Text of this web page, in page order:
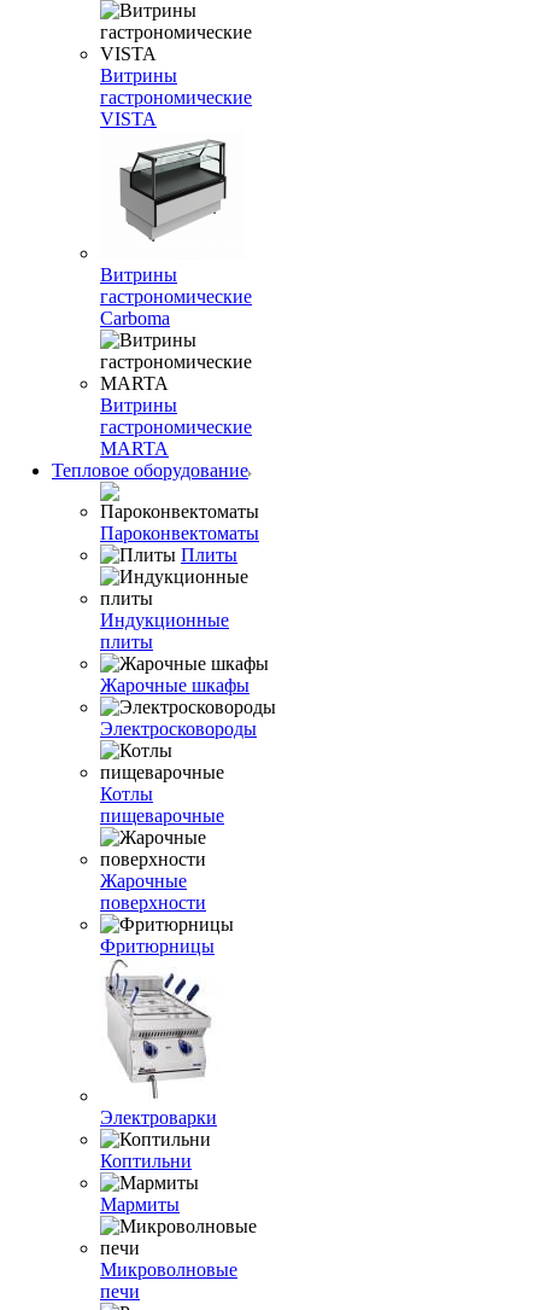
Витрины
гастрономические
VISTA
Витрины
гастрономические
Carboma
Витрины
гастрономические
MARTA
Тепловое оборудование
Пароконвектоматы
Плиты
Индукционные
плиты
Жарочные шкафы
Электросковороды
Котлы
пищеварочные
Жарочные
поверхности
Фритюрницы
Электроварки
Коптильни
Мармиты
Микроволновые
печи